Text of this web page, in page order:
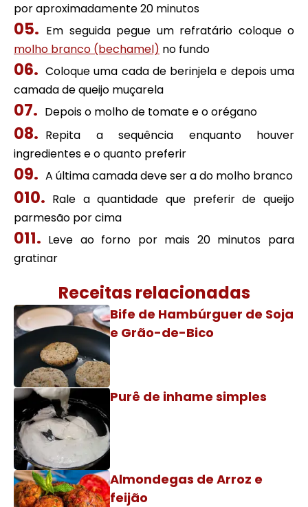
por aproximadamente 20 minutos
Em seguida pegue um refratário coloque o
molho branco (bechamel) no fundo
Coloque uma cada de berinjela e depois uma
camada de queijo muçarela
Depois o molho de tomate e o orégano
Repita a sequência enquanto houver
ingredientes e o quanto preferir
A última camada deve ser a do molho branco
Rale a quantidade que preferir de queijo
parmesão por cima
Leve ao forno por mais 20 minutos para
gratinar
Receitas relacionadas
Bife de Hambúrguer de Soja
e Grão-de-Bico
Purê de inhame simples
Almondegas de Arroz e
feijão